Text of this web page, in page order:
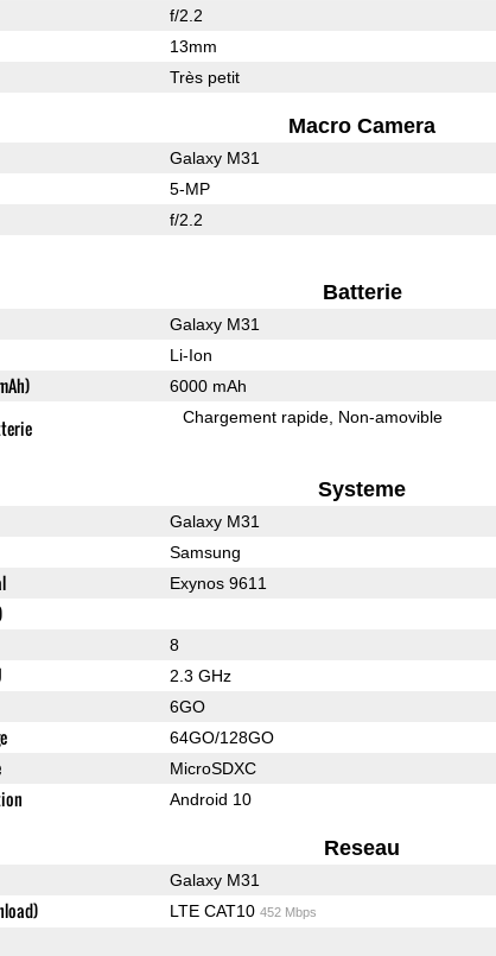
f/2.2
13mm
Très petit
Macro Camera
Galaxy M31
5-MP
f/2.2
Batterie
Galaxy M31
Li-Ion
6000 mAh
Chargement rapide Non-amovible
Systeme
Galaxy M31
Samsung
Exynos 9611
8
2.3 GHz
6GO
64GO/128GO
MicroSDXC
Android 10
Reseau
Galaxy M31
LTE CAT10 452 Mbps